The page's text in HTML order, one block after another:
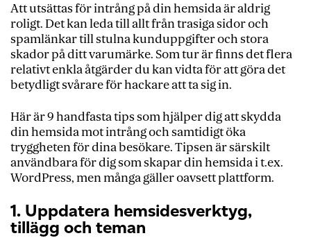
Att utsättas för intrång på din hemsida är aldrig
roligt. Det kan leda till allt från trasiga sidor och
spamlänkar till stulna kunduppgifter och stora
skador på ditt varumärke. Som tur är finns det flera
relativt enkla åtgärder du kan vidta för att göra det
betydligt svårare för hackare att ta sig in.
Här är 9 handfasta tips som hjälper dig att skydda
din hemsida mot intrång och samtidigt öka
tryggheten för dina besökare. Tipsen är särskilt
användbara för dig som skapar din hemsida i t.ex.
WordPress, men många gäller oavsett plattform.
1. Uppdatera hemsidesverktyg,
tillägg och teman